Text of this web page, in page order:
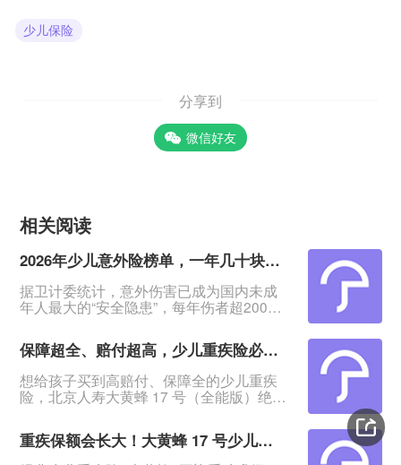
少儿保险
分享到
微信好友
相关阅读
2026年少儿意外险榜单，一年几十块搞定孩子意外保障
据卫计委统计，意外伤害已成为国内未成
年人最大的“安全隐患”，每年伤者超2000
怎么保护孩子？&nbsp;其实一份几十块钱
一年的意外险，就能报销孩子意外医疗
费，还提供意外身故/伤残赔付，给孩子一
份确定保障。&nbsp;今日这2款意外险，低
至一年78元起，保障覆盖孩子大小意外风
适
保障超全、赔付超高，少儿重疾险必看大黄蜂17号（全能版）
想给孩子买到高赔付、保障全的少儿重疾
险，北京人寿大黄蜂 17 号（全能版）绝对
疾、少儿特疾、罕见病，还把赔付比例拉
到新高度 ——首次重疾最高多赔 108% 基
本保额，白血病最高可赔 608% 基本保
重疾保额会长大！大黄蜂 17 号少儿重疾险（全能版）升级上线，保障与性价比全测评